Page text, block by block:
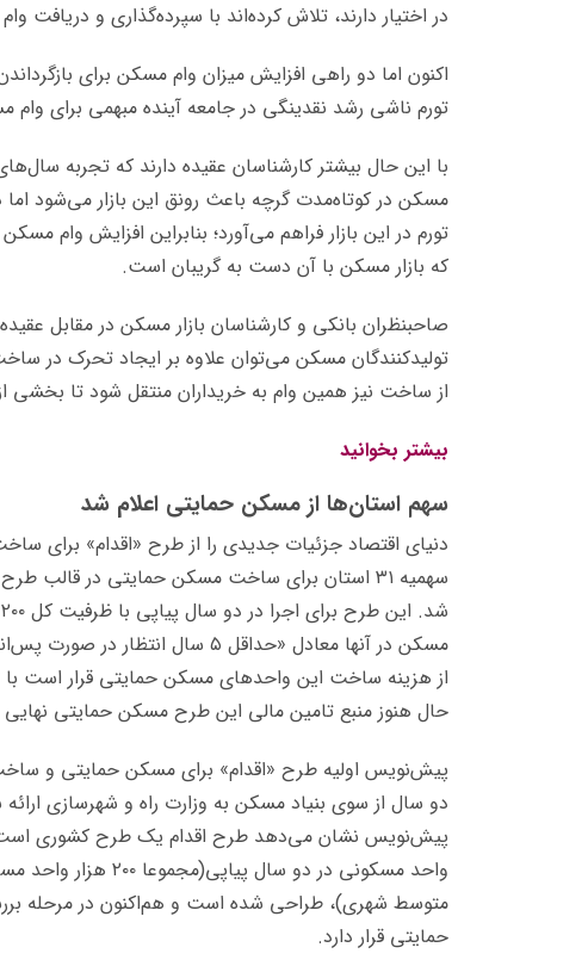
در اختیار دارند، تلاش کرده‌اند با سپرده‌گذاری و دریافت
اکنون اما دو راهی افزایش میزان وام مسکن برای
تورم ناشی رشد نقدینگی در جامعه آینده مبهمی برای
با این حال بیشتر کارشناسان عقیده دارند که تجربه
مسکن در کوتاه‌مدت گرچه باعث رونق این بازار می‌شود اما
تورم در این بازار فراهم می‌آورد؛ بنابراین افزایش وام
که بازار مسکن با آن دست به گریبان است.
صاحبنظران بانکی و کارشناسان بازار مسکن در مقابل
تولیدکنندگان مسکن می‌توان علاوه بر ایجاد تحرک در
از ساخت نیز همین وام به خریداران منتقل شود تا بخشی
بیشتر بخوانید
سهم استان‌‌ها از مسکن حمایتی اعلام شد
دنیای اقتصاد جزئیات جدیدی را از طرح «اقدام» برای ساخت ۱۰۰ هزار مسکن حمایتی منتشر کرده و
حال هنوز منبع تامین مالی این طرح مسکن حمایتی
دو سال از سوی بنیاد مسکن به وزارت راه و شهرسازی
متوسط شهری)، طراحی شده است و هم‌اکنون در مرحله
حمایتی قرار دارد.